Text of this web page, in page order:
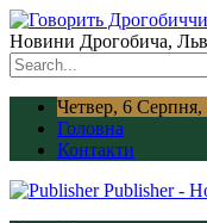
Новини Дрогобича,
Четвер, 6 Серпня,
Головна
Контакти
Publisher -